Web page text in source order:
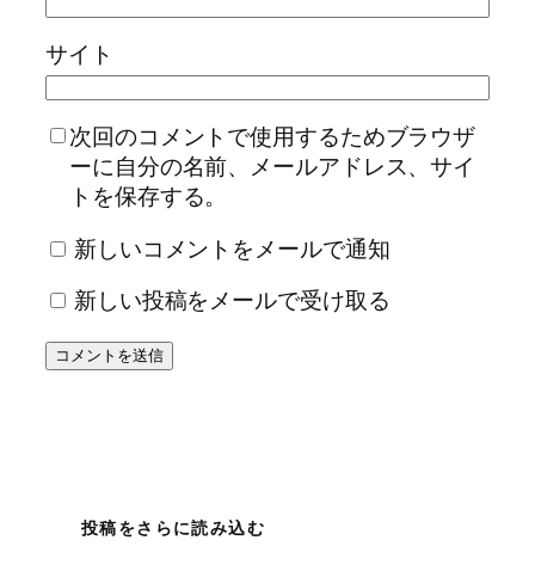
サイト
次回のコメントで使用するためブラウザ
ーに自分の名前、メールアドレス、サイ
トを保存する。
新しいコメントをメールで通知
新しい投稿をメールで受け取る
投稿をさらに読み込む